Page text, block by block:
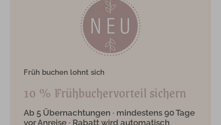
Früh buchen lohnt sich
10 % Frühbuchervorteil sichern
Ab 5 Übernachtungen · mindestens 90 Tage
vor Anreise · Rabatt wird automatisch